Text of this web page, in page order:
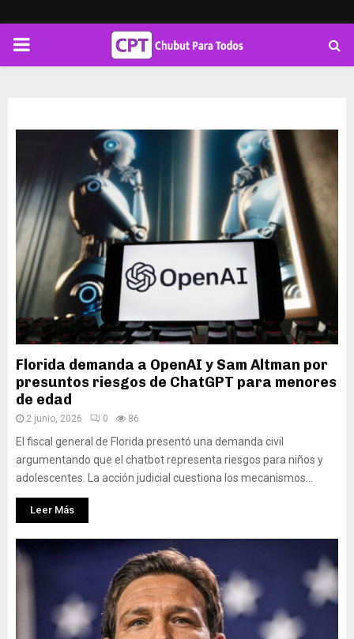
PRIMARY
Florida demanda a OpenAI y Sam Altman por
presuntos riesgos de ChatGPT para menores
de edad
2 junio, 2026 0 86
El fiscal general de Florida presentó una demanda civil
argumentando que el chatbot representa riesgos para niños y
adolescentes. La acción judicial cuestiona los mecanismos...
Leer Más